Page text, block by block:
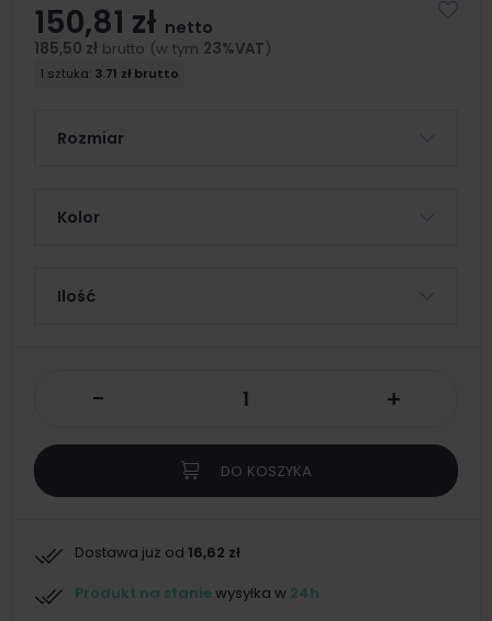
150,81 zł netto
185,50 zł brutto (w tym 23%VAT)
1 sztuka: 3.71 zł brutto
Rozmiar
Kolor
Ilość
- +
DO KOSZYKA
Dostawa już od 16,62 zł
Produkt na staniewysyłka w 24h